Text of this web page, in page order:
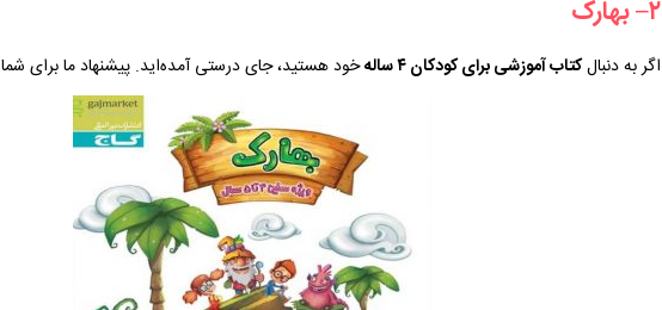
۲– بهارک
اگر به دنبالکتاب آموزشی برای کودکان ۴ ساله خود هستید، جای درستی آمده‌اید. پیشنهاد ما برای شما